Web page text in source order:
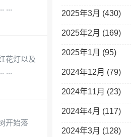
花灯以及
开始落
2025年3月 (430)
2025年2月 (169)
2025年1月 (95)
2024年12月 (79)
2024年11月 (23)
2024年4月 (117)
2024年3月 (128)